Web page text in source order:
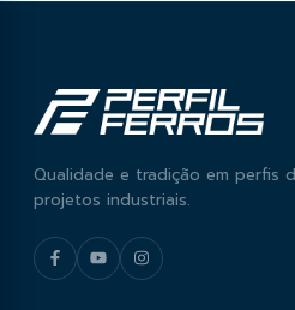
Qualidade e tradição em perfis
projetos industriais.